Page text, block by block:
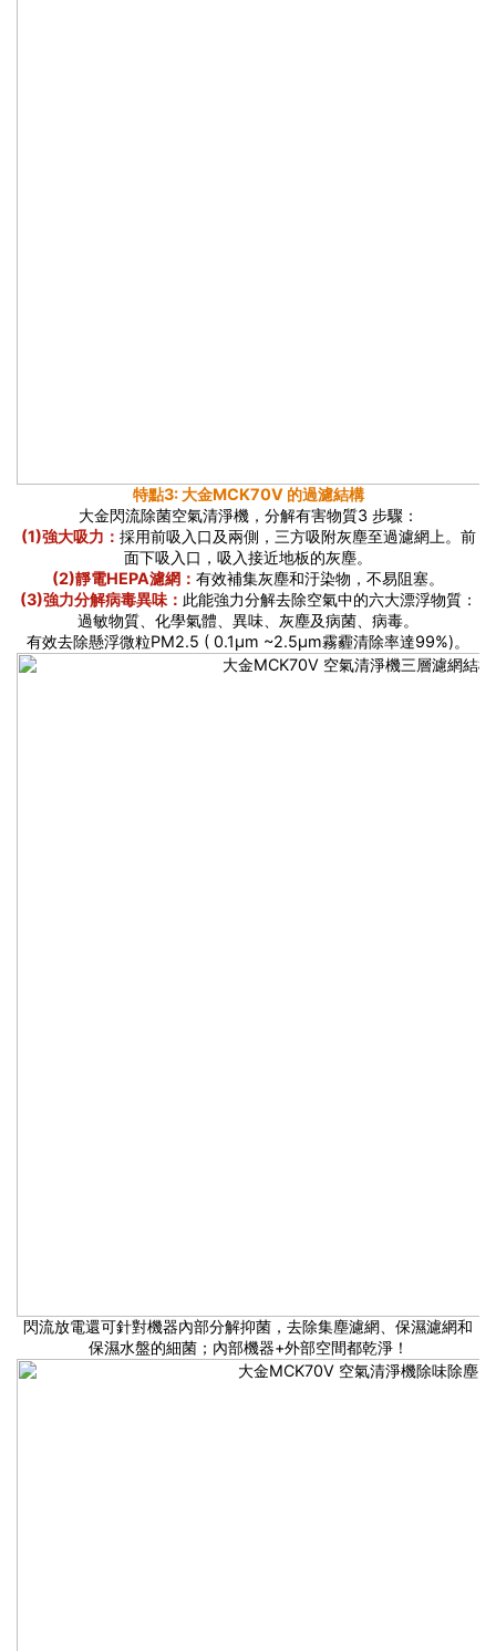
特點3: 大金MCK70V 的過濾結構
大金閃流除菌空氣清淨機，分解有害物質3 步驟：
(1)強大吸力： 採用前吸入口及兩側，三方吸附灰塵至過濾網上。前
面下吸入口，吸入接近地板的灰塵。
(2)靜電HEPA濾網： 有效補集灰塵和汙染物，不易阻塞。
(3)強力分解病毒異味： 此能強力分解去除空氣中的六大漂浮物質：
過敏物質、化學氣體、異味、灰塵及病菌、病毒。
有效去除懸浮微粒PM2.5 ( 0.1μm ~2.5μm霧霾清除率達99%)。
閃流放電還可針對機器內部分解抑菌，去除集塵濾網、保濕濾網和
保濕水盤的細菌；內部機器+外部空間都乾淨！